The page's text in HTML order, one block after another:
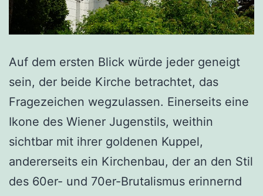
Auf dem ersten Blick würde jeder geneigt
sein, der beide Kirche betrachtet, das
Fragezeichen wegzulassen. Einerseits eine
Ikone des Wiener Jugenstils, weithin
sichtbar mit ihrer goldenen Kuppel,
andererseits ein Kirchenbau, der an den Stil
des 60er- und 70er-Brutalismus erinnernd